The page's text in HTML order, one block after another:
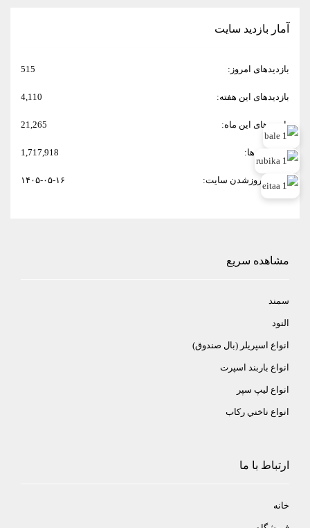
آمار بازدید سایت
بازدیدهای امروز: 515
بازدیدهای این هفته: 4,110
بازدیدهای این ماه: 21,265
کل بازدیدها: 1,717,918
تاریخ به‌روزشدن سایت: ۱۴۰۵-۰۵-۱۶
مشاهده سریع
سمند
النود
انواع اسپريلر (بال صندوق)
انواع باربند اسپرت
انواع ليپ سپر
انواع ناخني ركاب
ارتباط با ما
خانه